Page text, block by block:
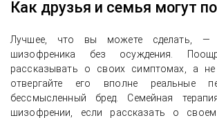
Как друзья и семья могут
Лучшее, что вы можете сделать, —
шизофреника без осуждения.
рассказывать о своих симптомах, а
отвергайте его вполне реальные
бессмысленный бред. Семейная
шизофрении, если рассказать о